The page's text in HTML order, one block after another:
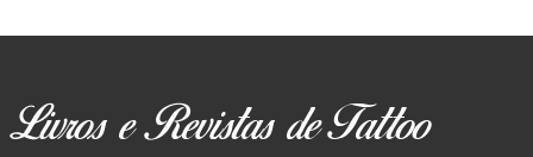
Livros e Revistas de Tattoo